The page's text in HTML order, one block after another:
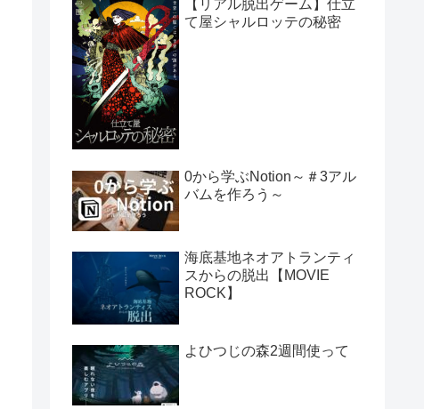
【リアル脱出ゲーム】仕立
て屋シャルロッテの秘密
0から学ぶNotion～＃3アル
バムを作ろう～
海底基地ネオアトランティ
スからの脱出【MOVIE
ROCK】
よひつじの森2週間使って